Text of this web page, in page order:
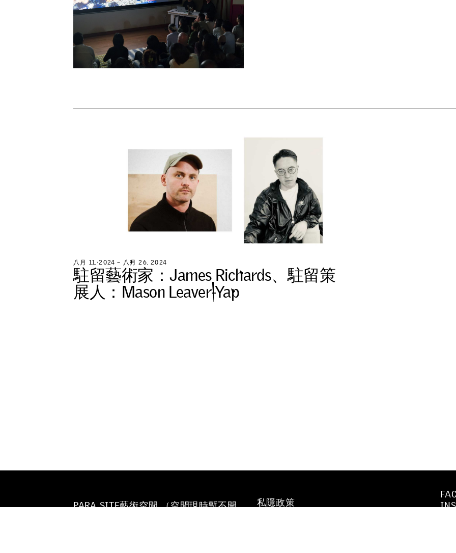
八 月 11, 2024 – 八月 26, 2024
駐留藝術家 ：James Richards、駐留策
展人 ： Mason Leaver-Yap
PARA SITE藝術空間 （空間現時暫不開
私隱政策